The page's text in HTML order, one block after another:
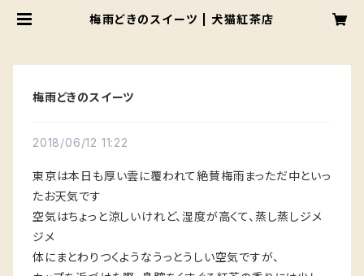
梅雨どきのスイーツ | 犬猫紅茶店
梅雨どきのスイーツ
2018/06/12 11:22
東京は本日も厚い雲に覆われて絶賛梅雨まっただ中といっ
たお天気です
空気はちょっと涼しいけれど、湿度が高くて、蒸し蒸しジメ
ジメ
体にまとわりつくようなうっとうしい空気ですが、